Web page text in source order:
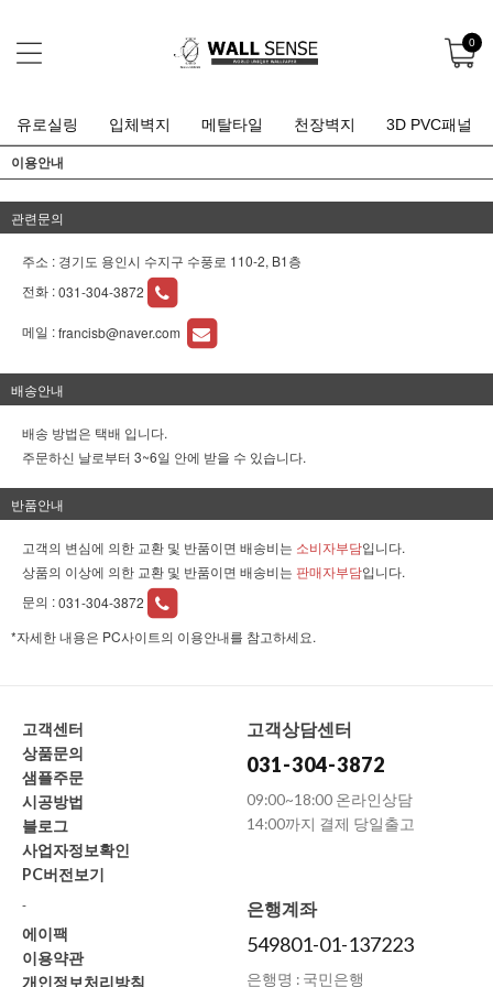
0
유로실링 입체벽지 메탈타일 천장벽지 3D PVC패널
이용안내
관련문의
주소 : 경기도 용인시 수지구 수풍로 110-2, B1층
전화 :031-304-3872
메일 :francisb@naver.com
배송안내
배송 방법은 택배 입니다.
주문하신 날로부터 3~6일 안에 받을 수 있습니다.
반품안내
고객의 변심에 의한 교환 및 반품이면 배송비는 소비자부담입니다.
상품의 이상에 의한 교환 및 반품이면 배송비는 판매자부담입니다.
문의 :031-304-3872
*자세한 내용은 PC사이트의 이용안내를 참고하세요.
고객센터
상품문의
샘플주문
시공방법
블로그
사업자정보확인
PC버전보기
-
에이팩
이용약관
개인정보처리방침
고객상담센터
031-304-3872
09:00~18:00 온라인상담
14:00까지 결제 당일출고
은행계좌
549801-01-137223
은행명 : 국민은행